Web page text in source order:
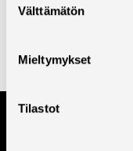
valinta
Välttämätön
Mieltymykset
Tilastot
Rahoittaja